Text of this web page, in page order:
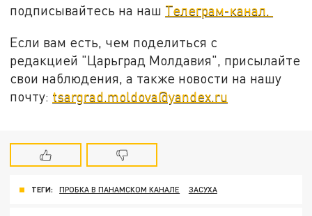
подписывайтесь на наш Телеграм-канал.
Если вам есть, чем поделиться с
редакцией "Царьград Молдавия", присылайте
свои наблюдения, а также новости на нашу
почту: tsargrad.moldova@yandex.ru
ТЕГИ: ПРОБКА В ПАНАМСКОМ КАНАЛЕ ЗАСУХА